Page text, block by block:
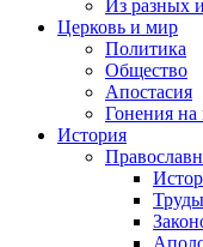
Из разных
Церковь и мир
Политика
Общество
Апостасия
Гонения
История